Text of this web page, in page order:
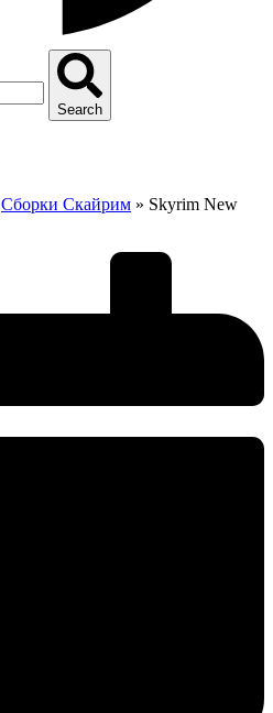
Search
Сборки Скайрим » Skyrim New